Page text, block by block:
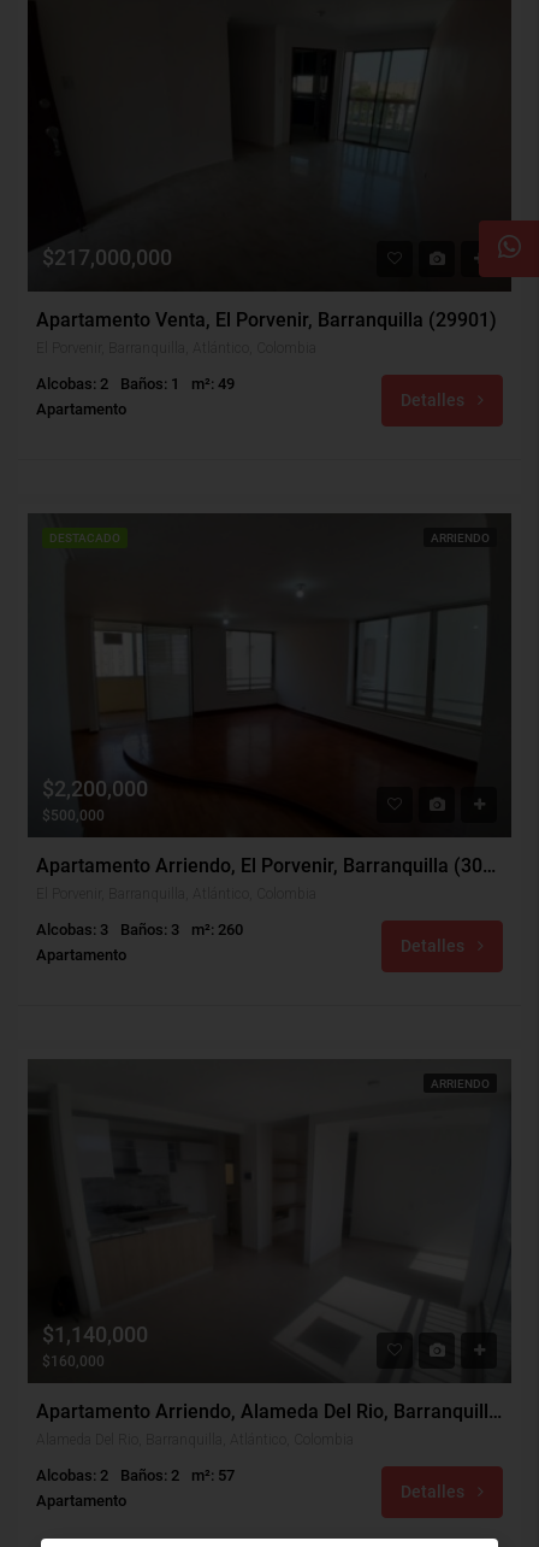
$217,000,000
Apartamento Venta, El Porvenir, Barranquilla (29901)
Alcobas: 2 Baños: 1
m²: 49
Apartamento
Detalles
DESTACADO ARRIENDO
$2,200,000
$500,000
Apartamento Arriendo, El Porvenir, Barranquilla (30467)
Alcobas: 3 Baños: 3
m²: 260
Apartamento
Detalles
ARRIENDO
$1,140,000
$160,000
Apartamento Arriendo, Alameda Del Rio, Barranquilla (31138)
Alcobas: 2 Baños: 2
m²: 57
Apartamento
Detalles